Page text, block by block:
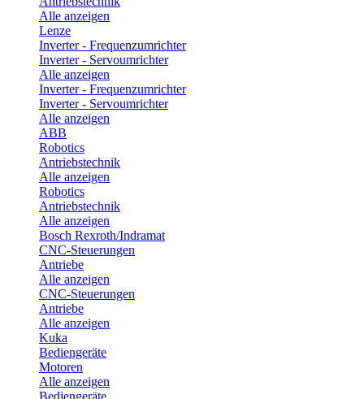
Alle anzeigen
Lenze
Inverter - Frequenzumrichter
Inverter - Servoumrichter
Alle anzeigen
Inverter - Frequenzumrichter
Inverter - Servoumrichter
Alle anzeigen
ABB
Robotics
Antriebstechnik
Alle anzeigen
Robotics
Antriebstechnik
Alle anzeigen
Bosch Rexroth/Indramat
CNC-Steuerungen
Antriebe
Alle anzeigen
CNC-Steuerungen
Antriebe
Alle anzeigen
Kuka
Bediengeräte
Motoren
Alle anzeigen
Bediengeräte